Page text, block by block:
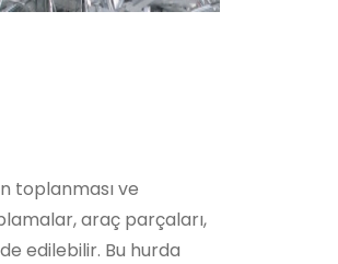
toplanması ve
araç parçaları,
edilebilir. Bu hurda